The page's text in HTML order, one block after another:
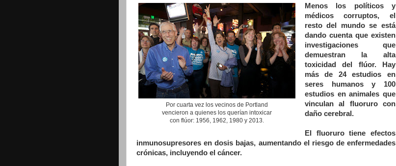
Por cuarta vez los vecinos de Portland
vencieron a quienes los querían intoxicar
con flúor: 1956, 1962, 1980 y 2013.
Menos los políticos y
médicos corruptos, el
resto del mundo se está
dando cuenta que existen
investigaciones que
demuestran la alta
toxicidad del flúor. Hay
más de 24 estudios en
seres humanos y 100
estudios en animales que
vinculan al fluoruro con
daño cerebral.
El fluoruro tiene efectos
inmunosupresores en dosis bajas, aumentando el riesgo de enfermedades
crónicas, incluyendo el cáncer.